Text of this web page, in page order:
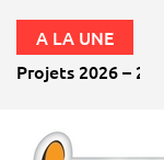
A LA UNE
Projets 2026 – 2027